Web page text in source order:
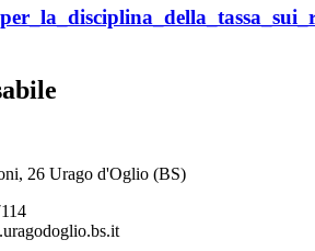
26 Urago d'Oglio (BS)